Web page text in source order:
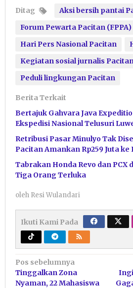
Ditag
Aksi bersih pantai
Forum Pewarta Pacitan (FPPA)
Hari Pers Nasional Pacitan
Kegiatan sosial jurnalis
Peduli lingkungan Pacitan
Berita Terkait
Bertajuk Gahvara Java
Ekspedisi Nasional Telusuri
Retribusi Pasar Minulyo Tak
Pacitan Amankan Rp259 Juta ke
Tabrakan Honda Revo dan PCX
Tiga Orang Terluka
oleh Resi Wulandari
Ikuti Kami Pada
Navigasi
pos
Pos sebelumnya
Tinggalkan Zona
Nyaman, 22 Mahasiswa